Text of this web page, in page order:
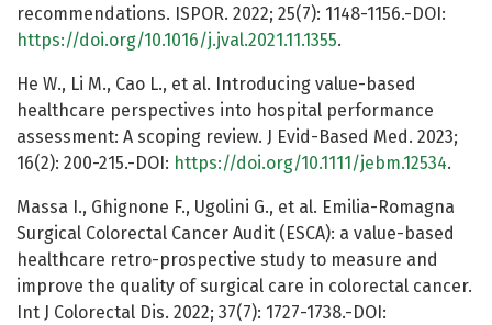
recommendations. ISPOR. 2022; 25(7): 1148-1156.-DOI:
https://doi.org/10.1016/j.jval.2021.11.1355.
He W., Li M., Cao L., et al. Introducing value-based
healthcare perspectives into hospital performance
assessment: A scoping review. J Evid-Based Med. 2023;
16(2): 200-215.-DOI: https://doi.org/10.1111/jebm.12534.
Massa I., Ghignone F., Ugolini G., et al. Emilia-Romagna
Surgical Colorectal Cancer Audit (ESCA): a value-based
healthcare retro-prospective study to measure and
improve the quality of surgical care in colorectal cancer.
Int J Colorectal Dis. 2022; 37(7): 1727-1738.-DOI: